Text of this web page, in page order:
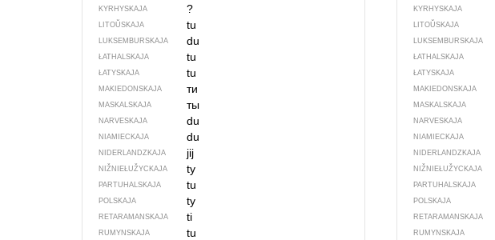
KYRHYSKAJA ?
LITOŬSKAJA tu
LUKSEMBURSKAJA du
ŁATHALSKAJA tu
ŁATYSKAJA tu
MAKIEDONSKAJA ти
MASKALSKAJA ты
NARVESKAJA du
NIAMIECKAJA du
NIDERLANDZKAJA jij
NIŽNIEŁUŽYCKAJA ty
PARTUHALSKAJA tu
POLSKAJA ty
RETARAMANSKAJA ti
RUMYNSKAJA tu
KYRHYSKAJA
LITOŬSKAJA
LUKSEMBURSKAJA
ŁATHALSKAJA
ŁATYSKAJA
MAKIEDONSKAJA
MASKALSKAJA
NARVESKAJA
NIAMIECKAJA
NIDERLANDZKAJA
NIŽNIEŁUŽYCKAJA
PARTUHALSKAJA
POLSKAJA
RETARAMANSKAJA
RUMYNSKAJA